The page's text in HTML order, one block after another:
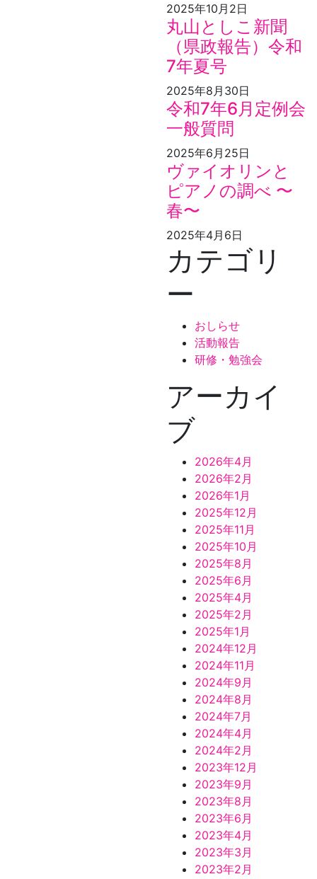
2025年10月2日
丸山としこ新聞
（県政報告）令和
7年夏号
2025年8月30日
令和7年6月定例会
一般質問
2025年6月25日
ヴァイオリンと
ピアノの調べ 〜
春〜
2025年4月6日
カテゴリ
ー
おしらせ
活動報告
研修・勉強会
アーカイ
ブ
2026年4月
2026年2月
2026年1月
2025年12月
2025年11月
2025年10月
2025年8月
2025年6月
2025年4月
2025年2月
2025年1月
2024年12月
2024年11月
2024年9月
2024年8月
2024年7月
2024年4月
2024年2月
2023年12月
2023年9月
2023年8月
2023年6月
2023年4月
2023年3月
2023年2月